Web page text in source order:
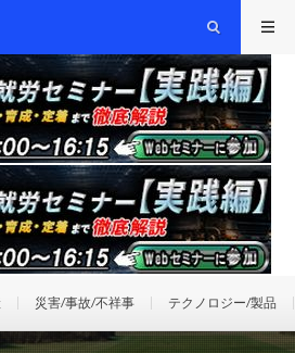
災害/事故/不祥事 テクノロジー/製品